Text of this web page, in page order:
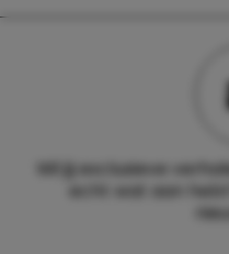
Wil jij exclusieve
echt wat aan